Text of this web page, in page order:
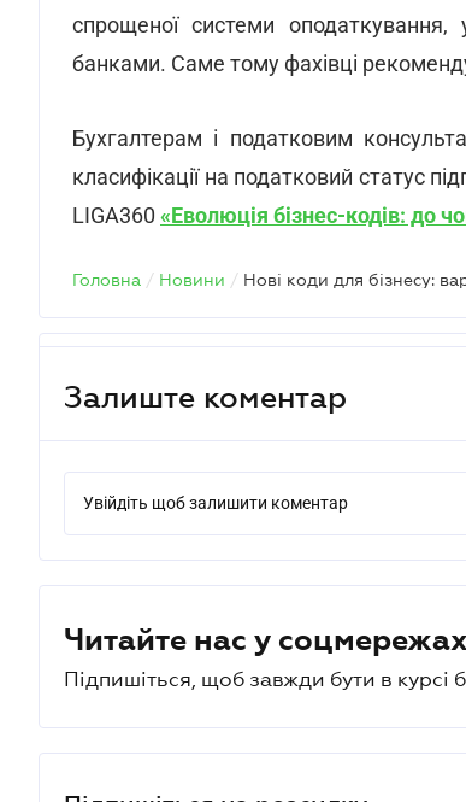
спрощеної системи
банками. Саме тому фахівці
Бухгалтерам і податковим
класифікації на податковий статус
LIGA360 «Еволюція бізнес-кодів: до
Головна / Новини / Нові коди для бізнесу:
Залиште коментар
Увійдіть щоб залишити коментар
Читайте нас у соцмережах
Підпишіться, щоб завжди бути в курсі